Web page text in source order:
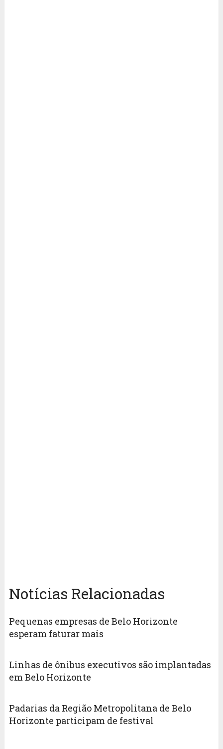
Notícias Relacionadas
Pequenas empresas de Belo Horizonte
esperam faturar mais
Linhas de ônibus executivos são implantadas
em Belo Horizonte
Padarias da Região Metropolitana de Belo
Horizonte participam de festival